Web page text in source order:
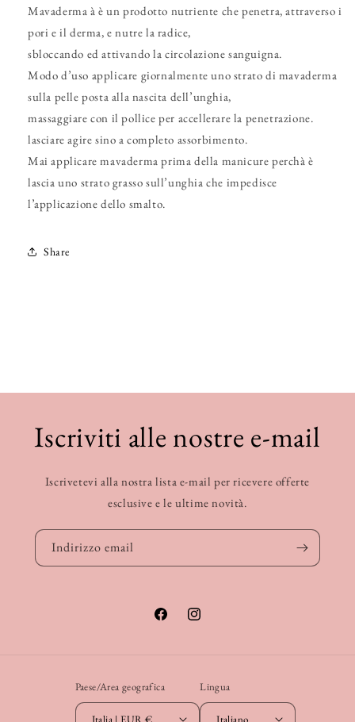
Mavaderma à è un prodotto nutriente che penetra, attraverso i
pori e il derma, e nutre la radice,
sbloccando ed attivando la circolazione sanguigna.
Modo d’uso applicare giornalmente uno strato di mavaderma
sulla pelle posta alla nascita dell’unghia,
massaggiare con il pollice per accellerare la penetrazione.
lasciare agire sino a completo assorbimento.
Mai applicare mavaderma prima della manicure perchà è
lascia uno strato grasso sull’unghia che impedisce
l’applicazione dello smalto.
Share
Iscriviti alle nostre e-mail
Iscrivetevi alla nostra lista e-mail per ricevere offerte
esclusive e le ultime novità.
Indirizzo email
FacebookInstagram
Paese/Area geografica
Italia | EUR €
Lingua
Italiano